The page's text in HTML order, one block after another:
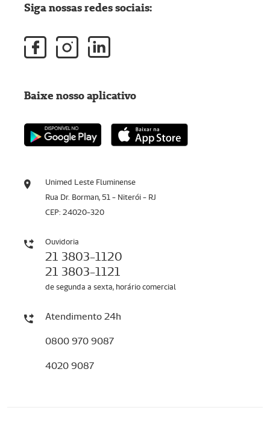
Unimed Leste Fluminense
Rua Dr. Borman, 51 - Niterói - RJ
CEP: 24020-320
Ouvidoria
21 3803-1120
21 3803-1121
de segunda a sexta, horário comercial
Atendimento 24h
0800 970 9087
4020 9087
Siga nossas redes sociais:
Baixe nosso aplicativo